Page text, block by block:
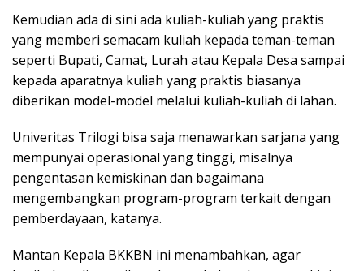
Kemudian ada di sini ada kuliah-kuliah yang praktis
yang memberi semacam kuliah kepada teman-teman
seperti Bupati, Camat, Lurah atau Kepala Desa sampai
kepada aparatnya kuliah yang praktis biasanya
diberikan model-model melalui kuliah-kuliah di lahan.
Univeritas Trilogi bisa saja menawarkan sarjana yang
mempunyai operasional yang tinggi, misalnya
pengentasan kemiskinan dan bagaimana
mengembangkan program-program terkait dengan
pemberdayaan, katanya.
Mantan Kepala BKKBN ini menambahkan, agar